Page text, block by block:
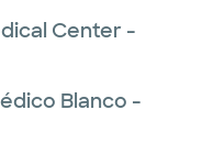
Center -
Blanco -